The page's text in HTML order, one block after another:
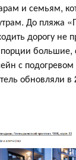
и семьям,
До пляжа
дорогу не
большие,
с подогревом
обновляли в